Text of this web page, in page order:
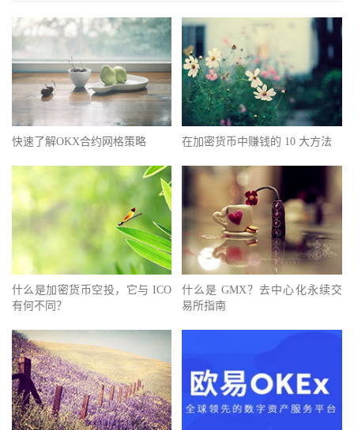
快速了解OKX合约网格策略 在加密货币中赚钱的 10 大方法
什么是加密货币空投，它与 ICO
有何不同？
什么是 GMX？去中心化永续交
易所指南